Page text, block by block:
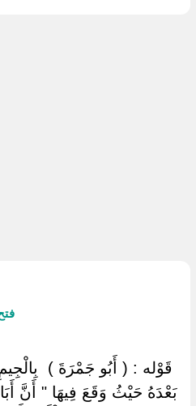
‏قَوْله : ( أَبُو جَمْرَةَ )
بَعْدَهُ حَيْثُ وَقَعَ فِيهَا " أَنَّ